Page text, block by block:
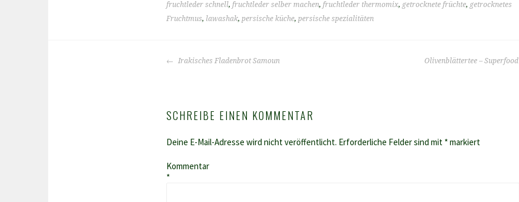
fruchtleder schnell, fruchtleder selber machen, fruchtleder thermomix, getrocknete früchte, getrocknetes
Fruchtmus, lawashak, persische küche, persische spezialitäten
BEITRAGS-
Irakisches Fladenbrot Samoun Olivenblättertee – Superfood
SCHREIBE EINEN KOMMENTAR
Deine E-Mail-Adresse wird nicht veröffentlicht. Erforderliche Felder sind mit *markiert
Kommentar
*